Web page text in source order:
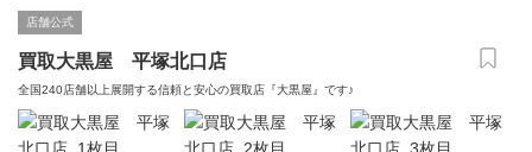
店舗公式
買取大黒屋 平塚北口店
全国240店舗以上展開する信頼と安心の買取店『大黒屋』です♪